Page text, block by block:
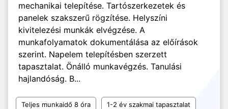
mechanikai telepítése. Tartószerkezetek és
panelek szakszerű rögzítése. Helyszíni
kivitelezési munkák elvégzése. A
munkafolyamatok dokumentálása az előírások
szerint. Napelem telepítésben szerzett
tapasztalat. Önálló munkavégzés. Tanulási
hajlandóság. B...
Teljes munkaidő 8 óra 1-2 év szakmai tapasztalat